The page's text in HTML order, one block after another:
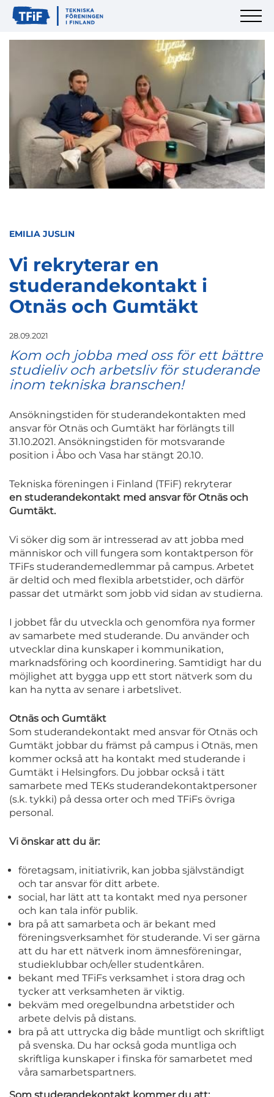
EMILIA JUSLIN
Vi rekryterar en
studerandekontakt i
Otnäs och Gumtäkt
28.09.2021
Kom och jobba med oss för ett bättre
studieliv och arbetsliv för studerande
inom tekniska branschen!
Ansökningstiden för studerandekontakten med
ansvar för Otnäs och Gumtäkt har förlängts till
31.10.2021. Ansökningstiden för motsvarande
position i Åbo och Vasa har stängt 20.10.
Tekniska föreningen i Finland (TFiF) rekryterar
en studerandekontakt med ansvar för Otnäs och
Gumtäkt.
Vi söker dig som är intresserad av att jobba med
människor och vill fungera som kontaktperson för
TFiFs studerandemedlemmar på campus. Arbetet
är deltid och med flexibla arbetstider, och därför
passar det utmärkt som jobb vid sidan av studierna.
I jobbet får du utveckla och genomföra nya former
av samarbete med studerande. Du använder och
utvecklar dina kunskaper i kommunikation,
marknadsföring och koordinering. Samtidigt har du
möjlighet att bygga upp ett stort nätverk som du
kan ha nytta av senare i arbetslivet.
Otnäs och Gumtäkt
Som studerandekontakt med ansvar för Otnäs och
Gumtäkt jobbar du främst på campus i Otnäs, men
kommer också att ha kontakt med studerande i
Gumtäkt i Helsingfors. Du jobbar också i tätt
samarbete med TEKs studerandekontaktpersoner
(s.k. tykki) på dessa orter och med TFiFs övriga
personal.
Vi önskar att du är:
företagsam, initiativrik, kan jobba självständigt
och tar ansvar för ditt arbete.
social, har lätt att ta kontakt med nya personer
och kan tala inför publik.
bra på att samarbeta och är bekant med
föreningsverksamhet för studerande. Vi ser gärna
att du har ett nätverk inom ämnesföreningar,
studieklubbar och/eller studentkåren.
bekant med TFiFs verksamhet i stora drag och
tycker att verksamheten är viktig.
bekväm med oregelbundna arbetstider och
arbete delvis på distans.
bra på att uttrycka dig både muntligt och skriftligt
på svenska. Du har också goda muntliga och
skriftliga kunskaper i finska för samarbetet med
våra samarbetspartners.